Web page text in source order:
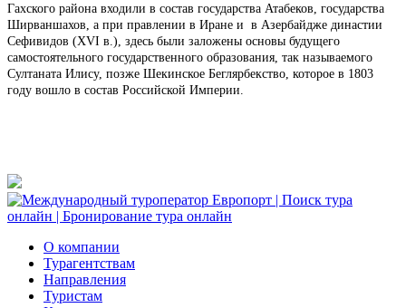
Гахского района входили в состав государства Атабеков, государства
Ширваншахов, а при правлении в Иране и в Азербайдже династии
Сефивидов (XVI в.), здесь были заложены основы будущего
самостоятельного государственного образования, так называемого
Султаната Илису, позже Шекинское Беглярбекство, которое в 1803
году вошло в состав Российской Империи.
О компании
Турагентствам
Направления
Туристам